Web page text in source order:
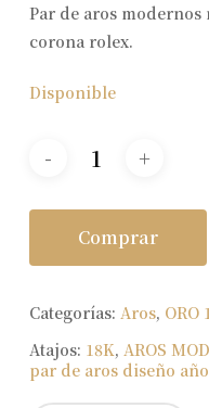
Par de aros
corona rolex.
Disponible
Comprar
Categorías: Aros, ORO
Atajos: 18K, AROS
par de aros diseño